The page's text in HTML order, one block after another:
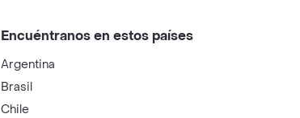
Encuéntranos en estos países
Argentina
Brasil
Chile